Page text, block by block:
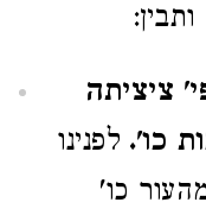
ציציתה
כו'. לפנינו
כו'